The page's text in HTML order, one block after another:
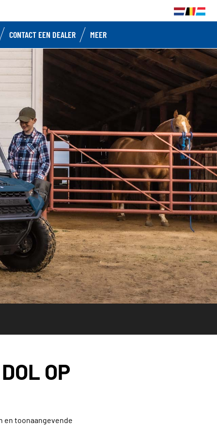
CONTACT EEN DEALER MEER
OP
en toonaangevende